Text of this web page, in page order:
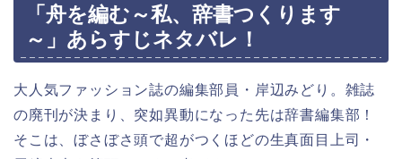
「舟を編む～私、辞書つくります
～」あらすじネタバレ！
大人気ファッション誌の編集部員・岸辺みどり。雑誌
の廃刊が決まり、突如異動になった先は辞書編集部！
そこは、ぼさぼさ頭で超がつくほどの生真面目上司・